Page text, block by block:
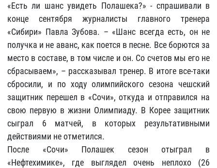
«Есть ли шанс увидеть Полашека?» - спрашивали в
конце сентября журналисты главного тренера
«Сибири» Павла Зубова. – «Шанс всегда есть, он не
получка и не аванс, как поется в песне. Все борются за
место в составе, в том числе и он. Со счетов мы его не
сбрасываем», – рассказывал тренер. В итоге все-таки
сбросили, и по ходу олимпийского сезона чешский
защитник перешел в «Сочи», откуда и отправился на
свою первую в жизни Олимпиаду. В Корее защитник
сыграл 6 матчей, в которых результативными
действиями не отметился.
После «Сочи» Полашек сезон отыграл в
«Нефтехимике», где выглядел очень неплохо (26